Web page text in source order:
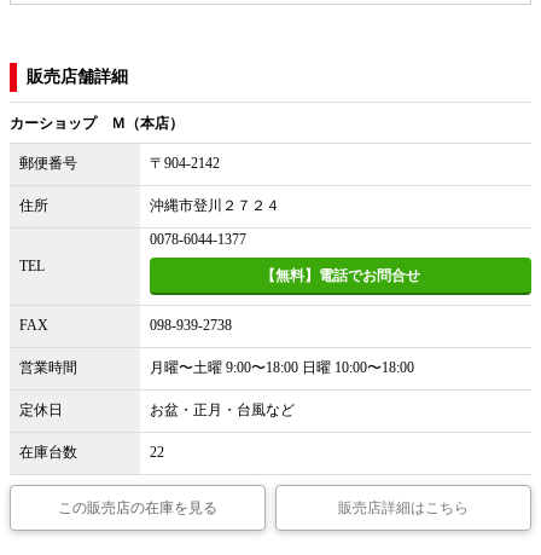
販売店舗詳細
カーショップ Ｍ（本店）
郵便番号 〒904-2142
住所 沖縄市登川２７２４
TEL
0078-6044-1377
【無料】電話でお問合せ
FAX 098-939-2738
営業時間 月曜〜土曜 9:00〜18:00 日曜 10:00〜18:00
定休日 お盆・正月・台風など
在庫台数 22
この販売店の在庫を見る 販売店詳細はこちら